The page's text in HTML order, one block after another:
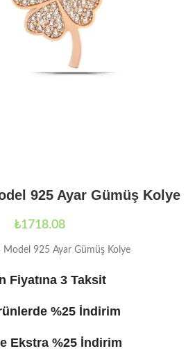
925 Ayar Gümüş Kolye
₺1718.08
Model 925 Ayar Gümüş Kolye
Fiyatına 3 Taksit
%25 İndirim
Ekstra %25 İndirim